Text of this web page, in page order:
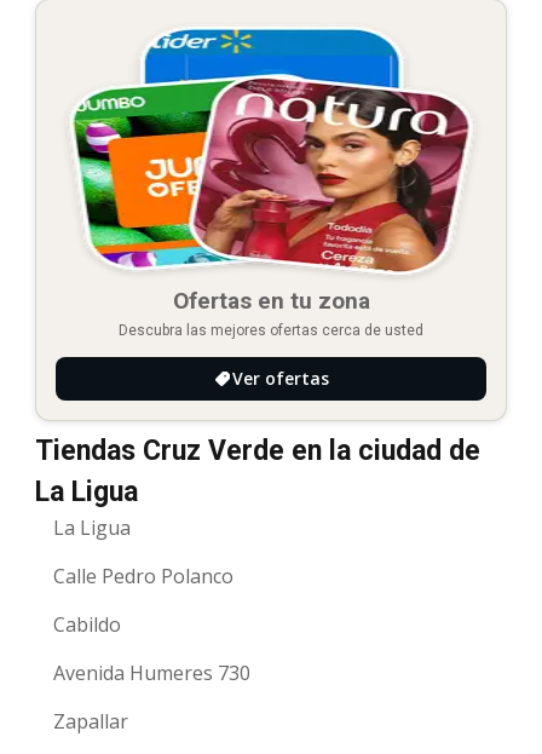
Ofertas en tu zona
Descubra las mejores ofertas cerca de usted
Ver ofertas
Tiendas Cruz Verde en la ciudad de
La Ligua
La Ligua
Calle Pedro Polanco
Cabildo
Avenida Humeres 730
Zapallar